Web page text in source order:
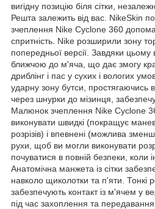
вигідну позицію біля сітки,
Решта залежить від вас. NikeSkin
зчеплення Nike Cyclone 360
спритність. Nike розширили зону
попередньої версії. Завдяки
ближчою до м'яча, що дає змогу
дриблінг і пас у сухих і вологих
ударну зону бутси, простягаючись
через шнурки до мізинця,
Малюнок зчеплення Nike Cyclone
виконувати швидкі (покращує
розрізів) і впевнені (можлива
рухи, щоб ви могли виконувати
почуватися в повній безпеки, коли
Анатомічна манжета із сітки
навколо щиколотки та п'яти. Тонкі
забезпечують контакт із м'ячем у
під час захоплення та